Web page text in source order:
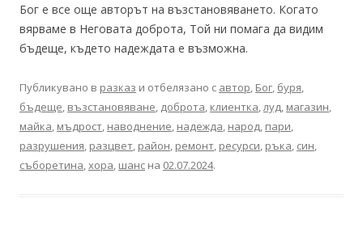
Бог е все още авторът на възстановяването. Когато
вярваме в Неговата доброта, Той ни помага да видим
бъдеще, където надеждата е възможна.
Публикувано в разказ и отбелязано с автор, Бог, буря,
бъдеще, възстановяване, доброта, клиентка,луд, магазин,
майка, мъдрост, наводнение, надежда, народ, пари,
разрушения, разцвет, район, ремонт, ресурси, ръка, син,
съборетина,хора, шанс на 02.07.2024.